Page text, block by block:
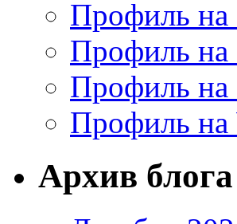
Профиль на
Профиль
Профиль на
Профиль на
Архив блога